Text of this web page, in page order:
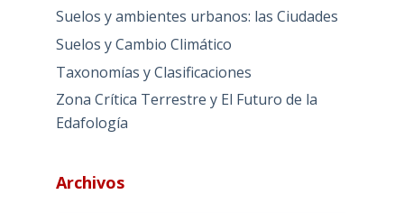
Suelos y ambientes urbanos: las Ciudades
Suelos y Cambio Climático
Taxonomías y Clasificaciones
Zona Crítica Terrestre y El Futuro de la
Edafología
Archivos